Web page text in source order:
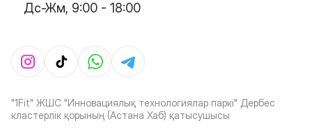
Дс-Жм, 9:00 - 18:00
"1Fit" ЖШС "Инновациялық технологиялар паркі" Дербес
кластерлік қорының (Астана Хаб) қатысушысы